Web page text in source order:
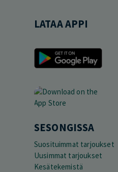
LATAA APPI
SESONGISSA
Suosituimmat tarjoukset
Uusimmat tarjoukset
Kesätekemistä